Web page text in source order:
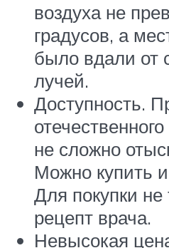
воздуха не
градусов, а
было вдали от
лучей.
Доступность.
не сложно
Можно купить
Для покупки не
рецепт врача.
Невысокая